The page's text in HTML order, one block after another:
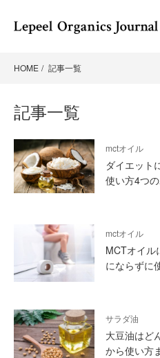
HOME 記事一覧
記事一覧
mctオイル
ダイエット
使い方4つ
mctオイル
MCTオイル
にならずに
サラダ油
大豆油はど
から使い方